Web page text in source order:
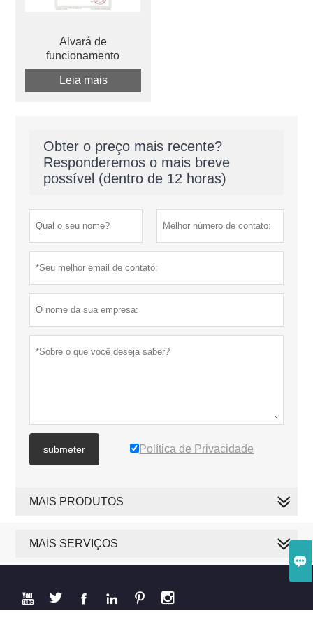

Alvará de
funcionamento
Leia mais
Obter o preço mais recente?
Responderemos o mais breve
possível (dentro de 12 horas)
submeter Política de Privacidade
MAIS PRODUTOS
MAIS SERVIÇOS
     